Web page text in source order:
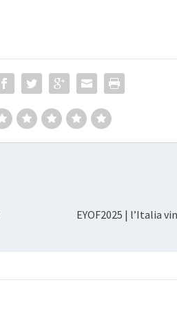
EYOF2025 | l’Italia